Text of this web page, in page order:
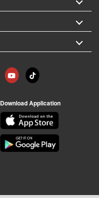
Download Application